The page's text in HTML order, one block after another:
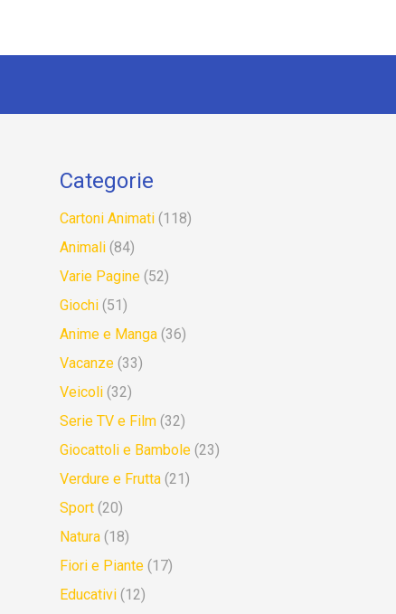
Categorie
Cartoni Animati (118)
Animali (84)
Varie Pagine (52)
Giochi (51)
Anime e Manga (36)
Vacanze (33)
Veicoli (32)
Serie TV e Film (32)
Giocattoli e Bambole (23)
Verdure e Frutta (21)
Sport (20)
Natura (18)
Fiori e Piante (17)
Educativi (12)